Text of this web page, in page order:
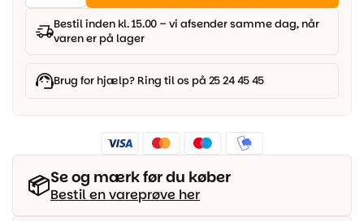
Plankegulv
Eg
Sheffield
Bestil inden kl. 15.00 – vi afsender samme dag, når
varen er på lager
Brug for hjælp? Ring til os på 25 24 45 45
📦Se og mærk før du køber
Bestil en vareprøve her